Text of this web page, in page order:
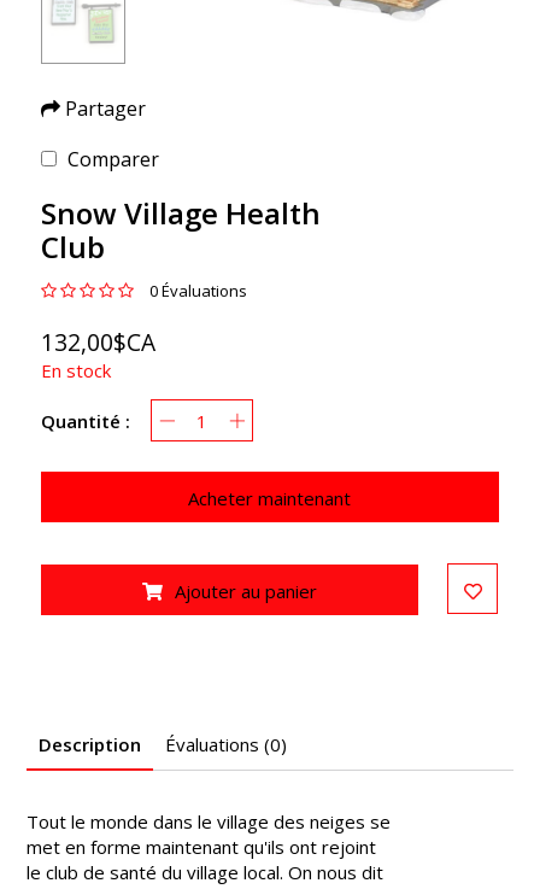
Partager
Comparer
Snow Village Health
Club
0 Évaluations
132,00$CA
En stock
Quantité :
Acheter maintenant
Ajouter au panier
Description Évaluations (0)
Tout le monde dans le village des neiges se
met en forme maintenant qu'ils ont rejoint
le club de santé du village local. On nous dit